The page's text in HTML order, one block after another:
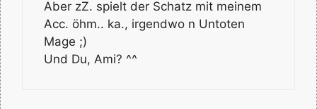
Aber zZ. spielt der Schatz mit meinem
Acc. öhm.. ka., irgendwo n Untoten
Mage ;)
Und Du, Ami? ^^